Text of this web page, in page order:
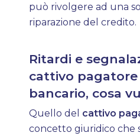
può rivolgere ad una
riparazione del credito.
Ritardi e
cattivo
bancario, cosa
Quello del cattivo
concetto giuridico che